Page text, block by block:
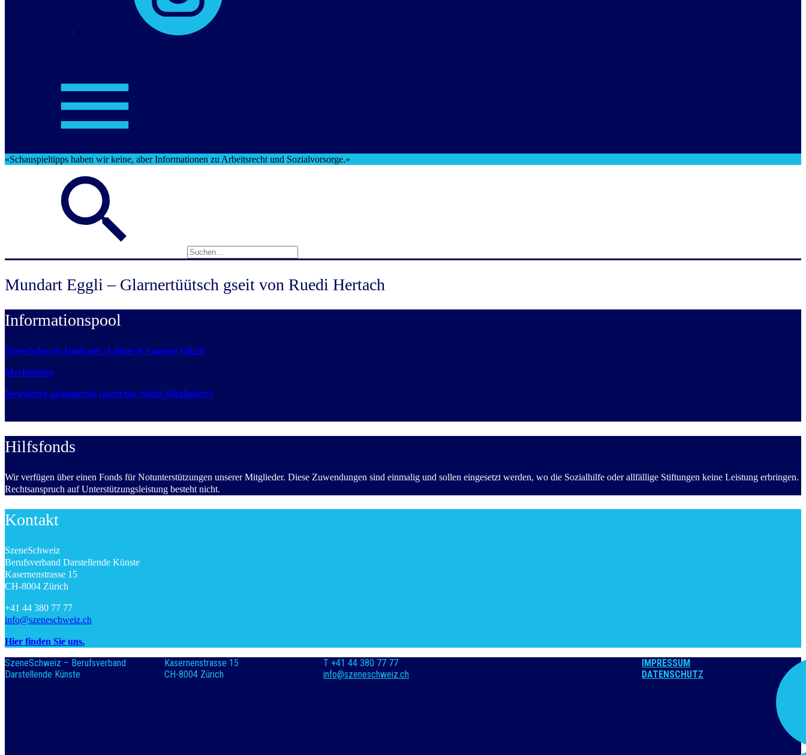
«Schauspieltipps haben wir keine, aber Informationen zu Arbeitsrecht und Sozialvorsorge.»
Mundart Eggli – Glarnertüütsch gseit von Ruedi Hertach
Informationspool
SzeneSchweiz-Umfrage «Löhne & Gagen» (2023)
Merkblätter
Newsletter abonnieren (auch für Nicht-Mitglieder!)
Hilfsfonds
Wir verfügen über einen Fonds für Notunterstützungen unserer Mitglieder. Diese Zuwendungen sind einmalig und sollen eingesetzt werden, wo die Sozialhilfe oder allfällige Stiftungen keine Leistung erbringen.
Rechtsanspruch auf Unterstützungsleistung besteht nicht.
Kontakt
SzeneSchweiz
Berufsverband Darstellende Künste
Kasernenstrasse 15
CH-8004 Zürich
+41 44 380 77 77
info@szeneschweiz.ch
Hier finden Sie uns.
SzeneSchweiz – Berufsverband
Darstellende Künste
Kasernenstrasse 15
CH-8004 Zürich
T +41 44 380 77 77
info@szeneschweiz.ch
IMPRESSUM
DATENSCHUTZ